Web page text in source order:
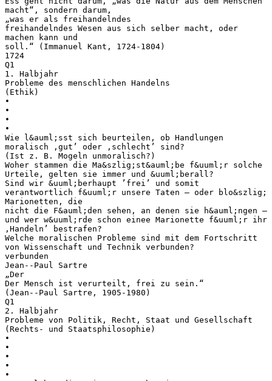
macht“, sondern darum,
„was er als freihandelndes
freihandelndes Wesen aus sich selber macht, oder
machen kann und
soll.“ (Immanuel Kant, 1724-1804)
1724
Q1
1. Halbjahr
Probleme des menschlichen Handelns
(Ethik)
•
•
•
•
Wie l&auml;sst sich beurteilen, ob Handlungen
moralisch ‚gut’ oder ‚schlecht’ sind?
(Ist z. B. Mogeln unmoralisch?)
Woher stammen die Ma&szlig;st&auml;be f&uuml;r solche
Urteile, gelten sie immer und &uuml;berall?
Sind wir &uuml;berhaupt ’frei’ und somit
verantwortlich f&uuml;r unsere Taten – oder blo&szlig;
Marionetten, die
nicht die F&auml;den sehen, an denen sie h&auml;ngen –
und wer w&uuml;rde schon einee Marionette f&uuml;r ihr
‚Handeln’ bestrafen?
Welche moralischen Probleme sind mit dem Fortschritt
von Wissenschaft und Technik verbunden?
verbunden
Jean--Paul Sartre
„Der
Der Mensch ist verurteilt, frei zu sein.“
(Jean--Paul Sartre, 1905-1980)
Q1
2. Halbjahr
Probleme von Politik, Recht, Staat und Gesellschaft
(Rechts- und Staatsphilosophie)
•
•
•
•
•